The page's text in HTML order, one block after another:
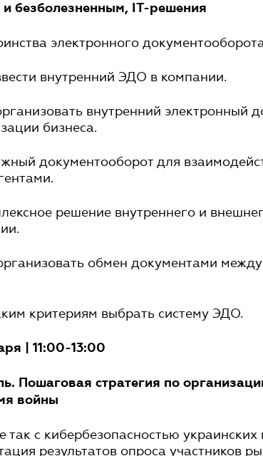
и безболезненным, IT-решения
электронного
внутренний ЭДО в компании.
внутренний электронный
бизнеса.
документооборот для
решение внутреннего и
обмен документами
критериям выбрать систему ЭДО.
| 11:00-13:00
Пошаговая стратегия по
войны
так с кибербезопасностью
результатов опроса участников